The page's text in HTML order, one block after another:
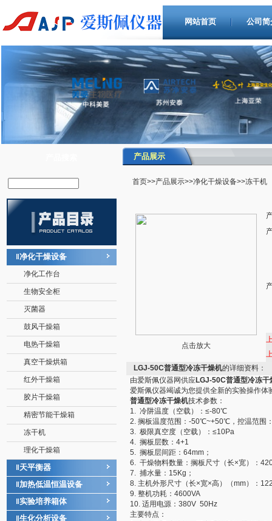
网站首页 公司简
净化干燥设备
净化工作台
生物安全柜
灭菌器
鼓风干燥箱
电热干燥箱
真空干燥烘箱
红外干燥箱
胶片干燥箱
精密节能干燥箱
冻干机
理化干燥箱
天平衡器
加热低温恒温设备
实验培养箱体
生化分析设备
产品展示
首页>>产品展示>>净化干燥设备>>冻干机
点击放大
LGJ-50C普通型冷冻干燥机的详细资料：
由爱斯佩仪器网供应LGJ-50C普通型冷冻干
爱斯佩仪器竭诚为您提供全新的实验操作体
普通型冷冻干燥机技术参数：
1. 冷阱温度（空载）：≤-80℃
2. 搁板温度范围：-50℃~+50℃，控温范围
3. 极限真空度（空载）：≤10Pa
4. 搁板层数：4+1
5. 搁板层间距：64mm；
6. 干燥物料数量：搁板尺寸（长×宽）：
7. 捕水量：15Kg；
8. 主机外形尺寸（长×宽×高）（mm）：
9. 整机功耗：4600VA
10. 适用电源：380V 50Hz
主要特点：